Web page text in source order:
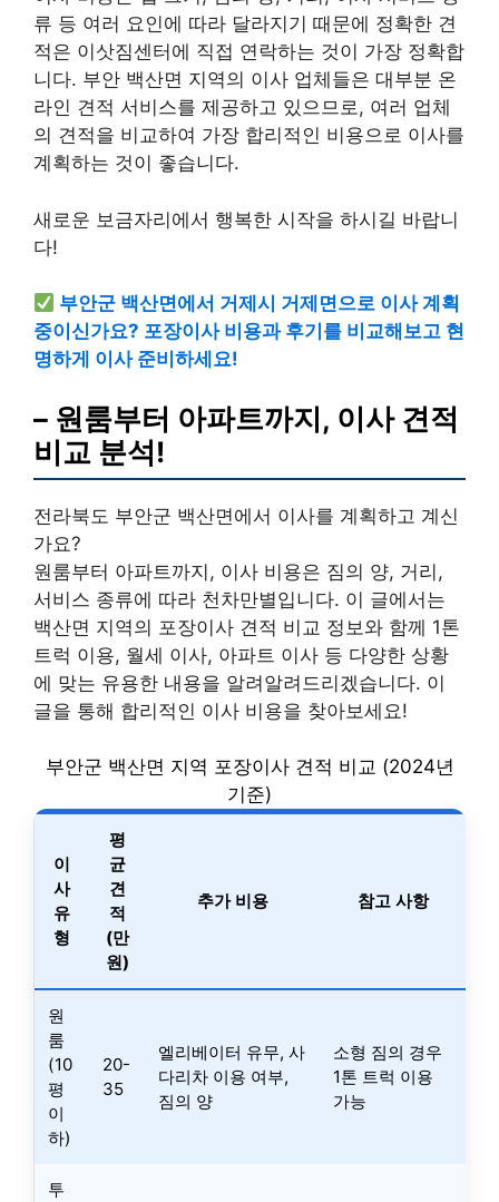
류 등 여러 요인에 따라 달라지기 때문에 정확한 견
적은 이삿짐센터에 직접 연락하는 것이 가장 정확합
니다. 부안 백산면 지역의 이사 업체들은 대부분 온
라인 견적 서비스를 제공하고 있으므로, 여러 업체
의 견적을 비교하여 가장 합리적인 비용으로 이사를
계획하는 것이 좋습니다.
새로운 보금자리에서 행복한 시작을 하시길 바랍니
다!
부안군 백산면에서 거제시 거제면으로 이사 계획
중이신가요? 포장이사 비용과 후기를 비교해보고 현
명하게 이사 준비하세요!
– 원룸부터 아파트까지, 이사 견적
비교 분석!
전라북도 부안군 백산면에서 이사를 계획하고 계신
가요?
원룸부터 아파트까지, 이사 비용은 짐의 양, 거리,
서비스 종류에 따라 천차만별입니다. 이 글에서는
백산면 지역의 포장이사 견적 비교 정보와 함께 1톤
트럭 이용, 월세 이사, 아파트 이사 등 다양한 상황
에 맞는 유용한 내용을 알려알려드리겠습니다. 이
글을 통해 합리적인 이사 비용을 찾아보세요!
부안군 백산면 지역 포장이사 견적 비교 (2024년
기준)
이
사
유
형
평
균
견
적
(만
원)
추가 비용 참고 사항
원
룸
(10
평
이
하)
20-
35
엘리베이터 유무, 사
다리차 이용 여부,
짐의 양
소형 짐의 경우
1톤 트럭 이용
가능
투